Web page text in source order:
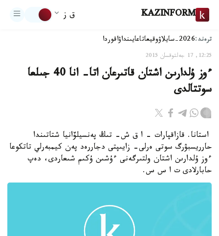
KAZINFORM ق ز
ترەند:2026-سايلاۋ وقيعاتاعايىنداۋاقوردا
12:25, 17 جەلتوقسان 2015
ءوز ۇلدارىن اشتان قاتىرعان اتا- انا 40 جىلعا
سوتتالدى
استانا. قازاقپارات - ا ق ش- تىڭ پەنسيلۆانيا شتاتىندا
حارريسبۋرگ سوتى ەرلى- زايىپتى دجاررەد پەن كيمبەرلي تاتكوعا
ءوز ۇلدارىن اشتان ولتىرگەنى ءۇشىن ۇكىم شىعاردى، دەپ
حابارلادى ت ا س س.